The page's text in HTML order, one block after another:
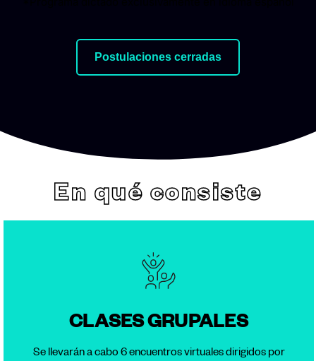
Postulaciones cerradas
En qué consiste
CLASES GRUPALES
Se llevarán a cabo 6 encuentros virtuales dirigidos por